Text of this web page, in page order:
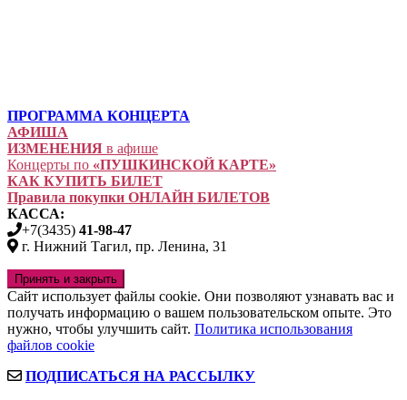
ПРОГРАММА КОНЦЕРТА
АФИША
ИЗМЕНЕНИЯ в афише
Концерты по «ПУШКИНСКОЙ КАРТЕ»
КАК КУПИТЬ БИЛЕТ
Правила покупки ОНЛАЙН БИЛЕТОВ
КАССА:
+7(3435) 41-98-47
г. Нижний Тагил, пр. Ленина, 31
Сайт использует файлы cookie. Они позволяют узнавать вас и
получать информацию о вашем пользовательском опыте. Это
нужно, чтобы улучшить сайт. Политика использования
файлов cookie
ПОДПИСАТЬСЯ НА РАССЫЛКУ